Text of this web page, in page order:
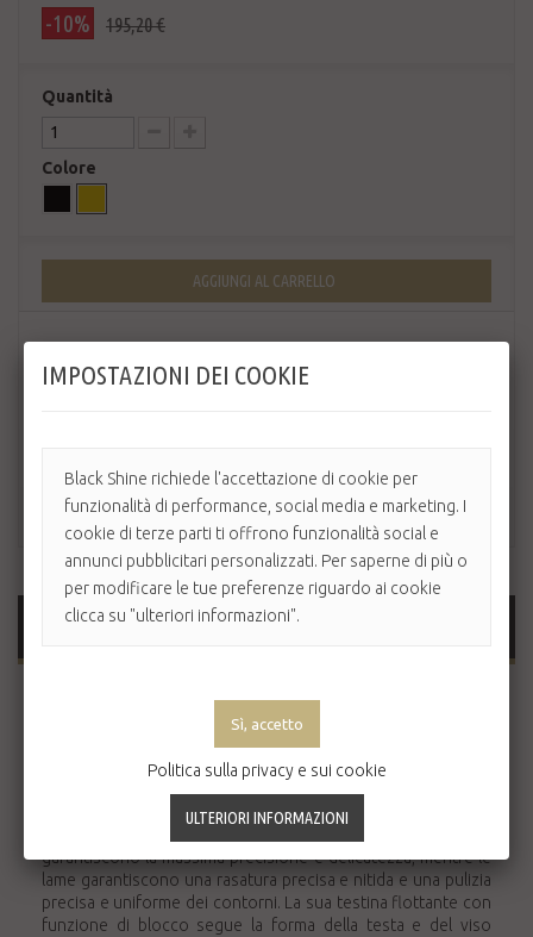
-10% 195,20 €
Quantità
Colore
AGGIUNGI AL CARRELLO
MAGGIORI INFORMAZIONI
La shaver FXONE All Metal è dotata della nuova batteria
intercambiabile agli ioni di litio FXONE con tasto di rilascio
ll motore N1 brushless a lunga durata con doppi cuscinetti a
con una ricarica rapida di 2 ore.
garantiscono la massima precisione e delicatezza, mentre le
lame garantiscono una rasatura precisa e nitida e una pulizia
precisa e uniforme dei contorni. La sua testina flottante con
funzione di blocco segue la forma della testa e del viso
IMPOSTAZIONI DEI COOKIE
Black Shine richiede l'accettazione di cookie per
funzionalità di performance, social media e marketing. I
cookie di terze parti ti offrono funzionalità social e
annunci pubblicitari personalizzati. Per saperne di più o
per modificare le tue preferenze riguardo ai cookie
clicca su "ulteriori informazioni".
Politica sulla privacy e sui cookie